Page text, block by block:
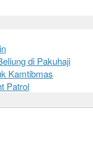
di Pakuhaji
Kamtibmas
Patrol